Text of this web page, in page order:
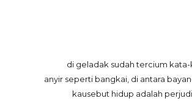
di geladak sudah tercium kata-
anyir seperti bangkai, di antara
kausebut hidup adalah